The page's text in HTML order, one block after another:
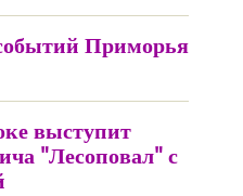
Приморья
выступит
"Лесоповал" с